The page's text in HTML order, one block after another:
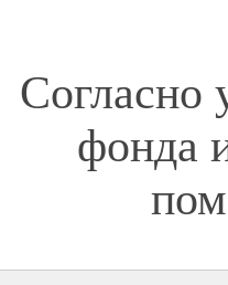
Согласно
фонда